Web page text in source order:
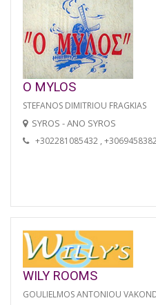
O MYLOS
STEFANOS DIMITRIOU FRAGKIAS
SYROS - ANO SYROS
+302281085432 ,
WILY ROOMS
GOULIELMOS ANTONIOU